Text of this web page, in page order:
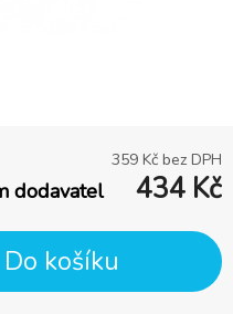
359 Kč bez DPH
dodavatel 434 Kč
Do košíku